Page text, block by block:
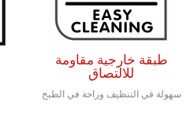
طبقة خارجية مقاومة
للالتصاق
سهولة في التنظيف وراحة في الطبخ